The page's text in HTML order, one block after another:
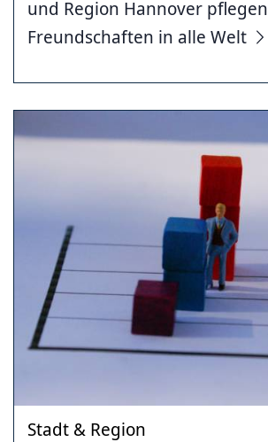
und Region Hannover pflegen
Freundschaften in alle Welt
Stadt & Region